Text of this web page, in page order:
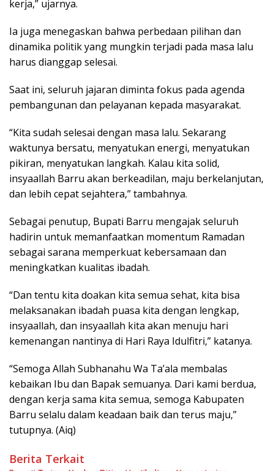
kerja,” ujarnya.
Ia juga menegaskan bahwa perbedaan pilihan dan
dinamika politik yang mungkin terjadi pada masa lalu
harus dianggap selesai.
Saat ini, seluruh jajaran diminta fokus pada agenda
pembangunan dan pelayanan kepada masyarakat.
“Kita sudah selesai dengan masa lalu. Sekarang
waktunya bersatu, menyatukan energi, menyatukan
pikiran, menyatukan langkah. Kalau kita solid,
insyaallah Barru akan berkeadilan, maju berkelanjutan,
dan lebih cepat sejahtera,” tambahnya.
Sebagai penutup, Bupati Barru mengajak seluruh
hadirin untuk memanfaatkan momentum Ramadan
sebagai sarana memperkuat kebersamaan dan
meningkatkan kualitas ibadah.
“Dan tentu kita doakan kita semua sehat, kita bisa
melaksanakan ibadah puasa kita dengan lengkap,
insyaallah, dan insyaallah kita akan menuju hari
kemenangan nantinya di Hari Raya Idulfitri,” katanya.
“Semoga Allah Subhanahu Wa Ta’ala membalas
kebaikan Ibu dan Bapak semuanya. Dari kami berdua,
dengan kerja sama kita semua, semoga Kabupaten
Barru selalu dalam keadaan baik dan terus maju,”
tutupnya. (Aiq)
Berita Terkait